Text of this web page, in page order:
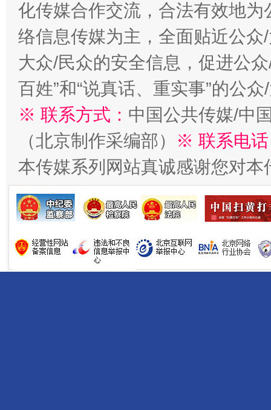
受贿1.44亿！段成刚被判无期 从幼
化传媒合作交流，合法有效地
络信息传媒为主，全面贴近公
大众/民众的安全信息，促进公
百姓”和“说真话、重实事”的公
※ 联系方式： 中国公共传媒/中
（北京制作采编部）
※ 联系电
本传媒系列网站真诚感谢您对